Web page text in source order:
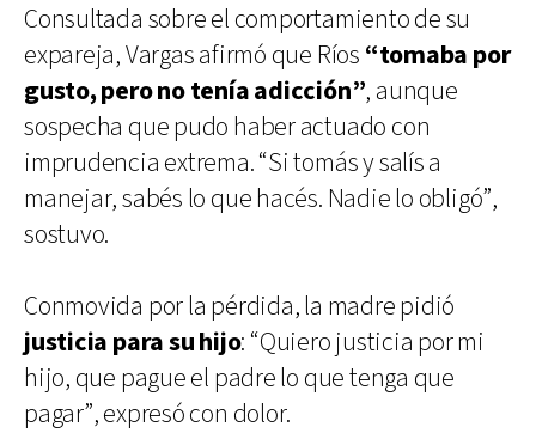
Consultada sobre el comportamiento de su
expareja, Vargas afirmó que Ríos “tomaba por
gusto, pero no tenía adicción”, aunque
sospecha que pudo haber actuado con
imprudencia extrema. “Si tomás y salís a
manejar, sabés lo que hacés. Nadie lo obligó”,
sostuvo.
Conmovida por la pérdida, la madre pidió
justicia para su hijo: “Quiero justicia por mi
hijo, que pague el padre lo que tenga que
pagar”, expresó con dolor.